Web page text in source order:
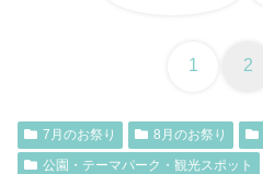
1 2
7月のお祭り 8月のお祭り
公園・テーマパーク・観光スポット